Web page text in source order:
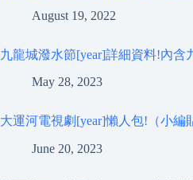
August 19, 2022
九龍城潑水節[year]詳細資料!內含
May 28, 2023
大運河電視劇[year]懶人包!（小編
June 20, 2023